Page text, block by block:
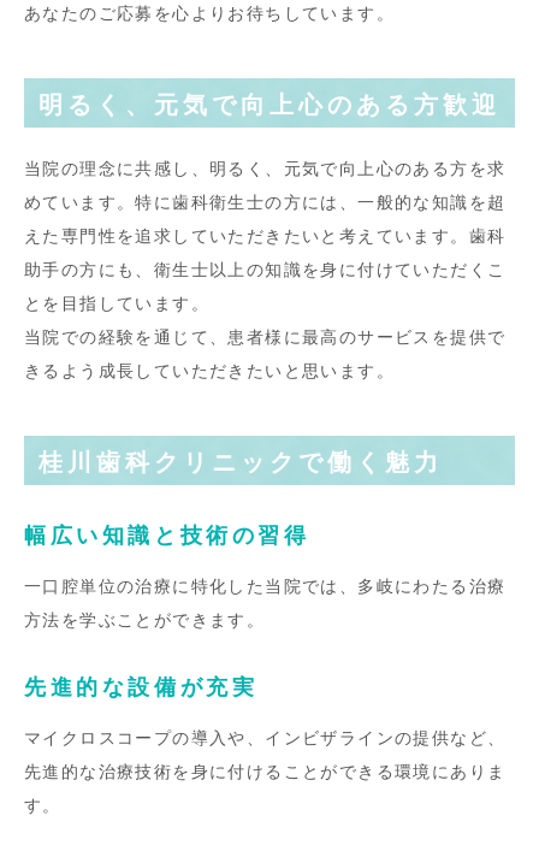
あなたのご応募を心よりお待ちしています。
明るく、元気で向上心のある方歓迎
当院の理念に共感し、明るく、元気で向上心のある方を求
めています。特に歯科衛生士の方には、一般的な知識を超
えた専門性を追求していただきたいと考えています。歯科
助手の方にも、衛生士以上の知識を身に付けていただくこ
とを目指しています。
当院での経験を通じて、患者様に最高のサービスを提供で
きるよう成長していただきたいと思います。
桂川歯科クリニックで働く魅力
幅広い知識と技術の習得
一口腔単位の治療に特化した当院では、多岐にわたる治療
方法を学ぶことができます。
先進的な設備が充実
マイクロスコープの導入や、インビザラインの提供など、
先進的な治療技術を身に付けることができる環境にありま
す。